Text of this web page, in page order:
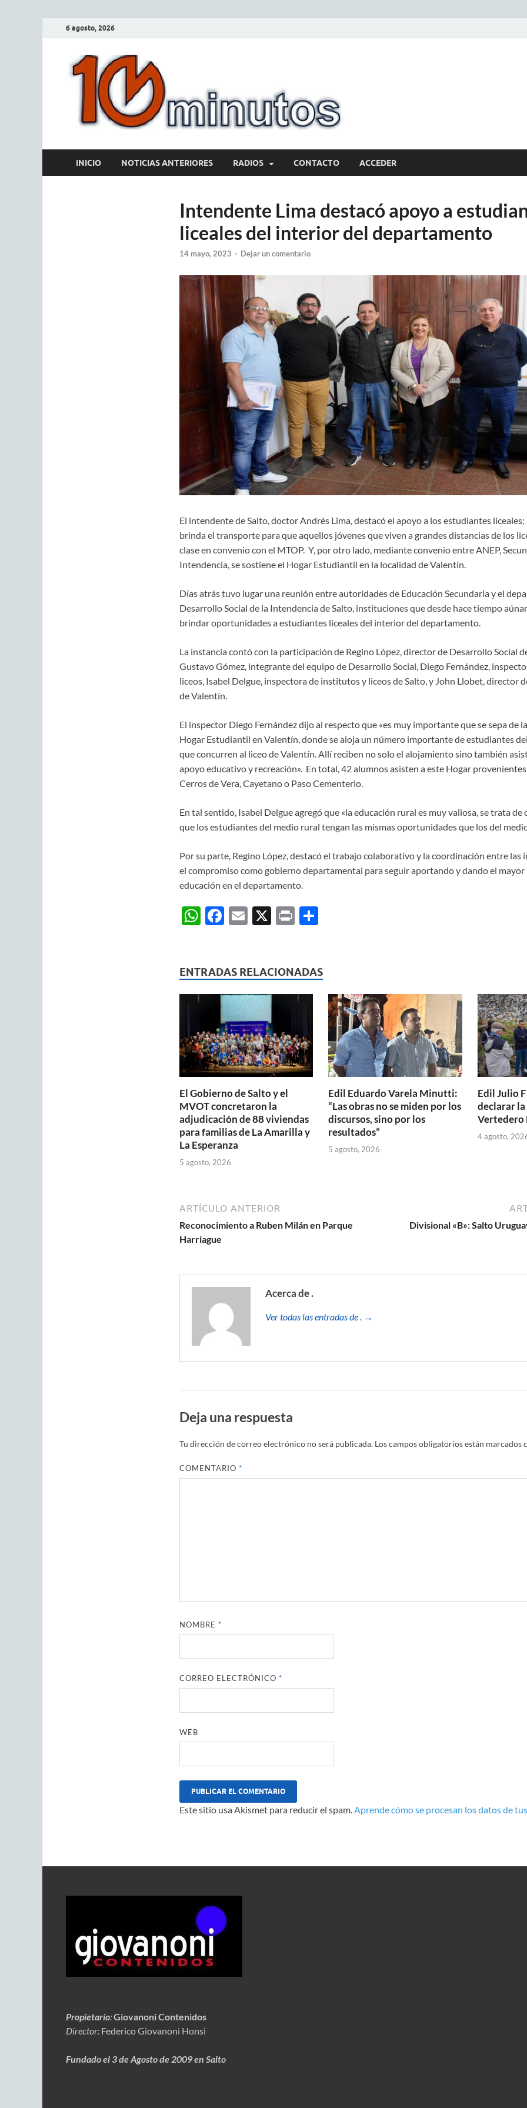
6 agosto, 2026
INICIO NOTICIAS ANTERIORES RADIOS CONTACTO ACCEDER
Intendente Lima destacó apoyo a
liceales del interior del departamento
14 mayo, 2023 - Dejar un comentario
El intendente de Salto, doctor Andrés Lima, destacó el apoyo a los estudiantes liceales;
brinda el transporte para que aquellos jóvenes que viven a grandes distancias de los
clase en convenio con el MTOP. Y, por otro lado, mediante convenio entre ANEP,
Intendencia, se sostiene el Hogar Estudiantil en la localidad de Valentín.
Días atrás tuvo lugar una reunión entre autoridades de Educación Secundaria y el
Desarrollo Social de la Intendencia de Salto, instituciones que desde hace tiempo
brindar oportunidades a estudiantes liceales del interior del departamento.
La instancia contó con la participación de Regino López, director de Desarrollo Social
Gustavo Gómez, integrante del equipo de Desarrollo Social, Diego Fernández,
liceos, Isabel Delgue, inspectora de institutos y liceos de Salto, y John Llobet, director
de Valentín.
El inspector Diego Fernández dijo al respecto que «es muy importante que se sepa de
Hogar Estudiantil en Valentín, donde se aloja un número importante de estudiantes
que concurren al liceo de Valentín. Allí reciben no solo el alojamiento sino también
apoyo educativo y recreación». En total, 42 alumnos asisten a este Hogar
Cerros de Vera, Cayetano o Paso Cementerio.
En tal sentido, Isabel Delgue agregó que «la educación rural es muy valiosa, se trata
que los estudiantes del medio rural tengan las mismas oportunidades que los del
Por su parte, Regino López, destacó el trabajo colaborativo y la coordinación entre
el compromiso como gobierno departamental para seguir aportando y dando el mayor
educación en el departamento.
W
s
A
p
F
b
o
o
k
E X P C
p
ar
ti
ENTRADAS RELACIONADAS
El Gobierno de Salto y el
MVOT concretaron la
adjudicación de 88 viviendas
para familias de La Amarilla y
La Esperanza
5 agosto, 2026
Edil Eduardo Varela Minutti:
“Las obras no se miden por los
discursos, sino por los
resultados”
5 agosto, 2026
Edil Julio
declarar
Vertedero
4 agosto,
ARTÍCULO ANTERIOR
Reconocimiento a Ruben Milán en Parque
Harriague
Divisional «B»: Salto
Acerca de .
Ver todas las entradas de . →
Deja una respuesta
Tu dirección de correo electrónico no será publicada. Los campos obligatorios están marcados
COMENTARIO *
NOMBRE *
CORREO ELECTRÓNICO *
WEB
Este sitio usa Akismet para reducir el spam.Aprende cómo se procesan los datos de
Propietario:Giovanoni Contenidos
Director: Federico Giovanoni Honsi
Fundado el 3 de Agosto de 2009 en Salto